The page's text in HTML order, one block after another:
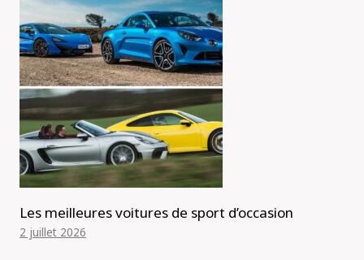
Les meilleures voitures de sport d’occasion
2 juillet 2026